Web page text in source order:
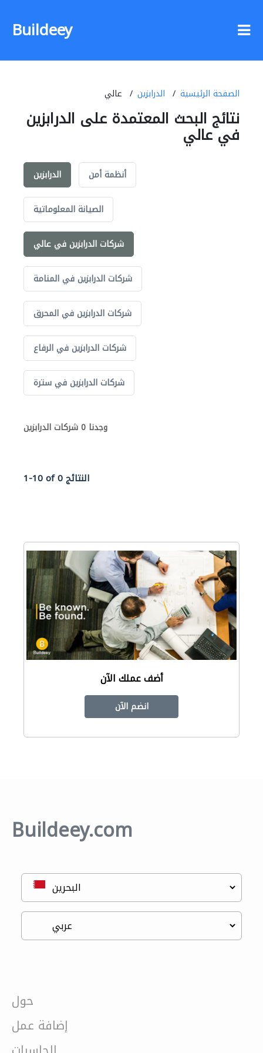
Buildeey
الصفحة الرئيسية الدرابزين عالي
نتائج البحث المعتمدة على الدرابزين
في عالي
الدرابزين أنظمة أمن
الصيانة المعلوماتية
شركات الدرابزين في عالي
شركات الدرابزين في المنامة
شركات الدرابزين في المحرق
شركات الدرابزين في الرفاع
شركات الدرابزين في سترة
وجدنا 0 شركات الدرابزين
1-10 of 0 النتائج
أضف عملك الآن
انضم الآن
Buildeey.com
حول
إضافة عمل